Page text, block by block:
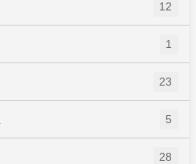
12
1
23
5
28